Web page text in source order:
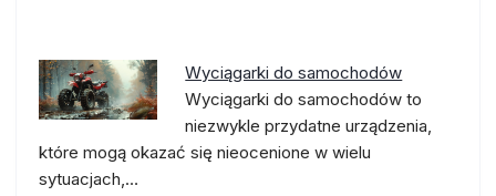
Wyciągarki do samochodów
Wyciągarki do samochodów to
niezwykle przydatne urządzenia,
które mogą okazać się nieocenione w wielu
sytuacjach,…